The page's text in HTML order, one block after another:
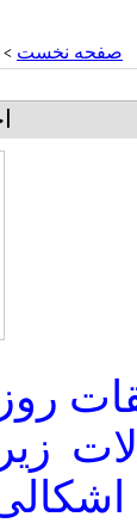
صفحه نخست >
زیر